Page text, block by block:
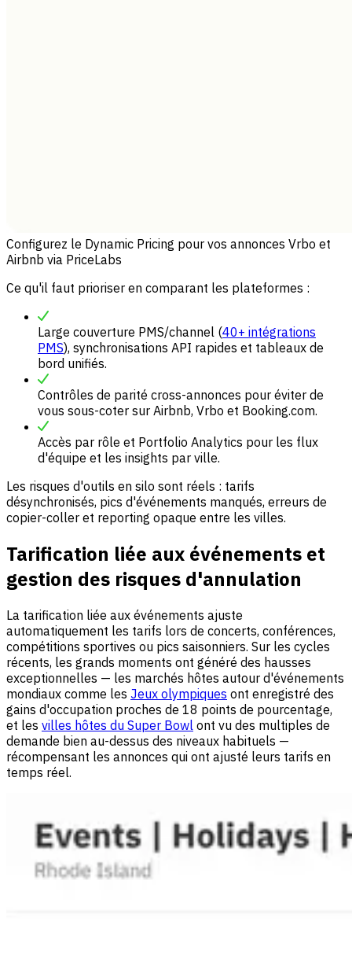
Configurez le Dynamic Pricing pour vos annonces Vrbo et
Airbnb via PriceLabs
Ce qu'il faut prioriser en comparant les plateformes :
Large couverture PMS/channel (40+ intégrations
PMS), synchronisations API rapides et tableaux de
bord unifiés.
Contrôles de parité cross-annonces pour éviter de
vous sous-coter sur Airbnb, Vrbo et Booking.com.
Accès par rôle et Portfolio Analytics pour les flux
d'équipe et les insights par ville.
Les risques d'outils en silo sont réels : tarifs
désynchronisés, pics d'événements manqués, erreurs de
copier-coller et reporting opaque entre les villes.
Tarification liée aux événements et
gestion des risques d'annulation
La tarification liée aux événements ajuste
automatiquement les tarifs lors de concerts, conférences,
compétitions sportives ou pics saisonniers. Sur les cycles
récents, les grands moments ont généré des hausses
exceptionnelles — les marchés hôtes autour d'événements
mondiaux comme les Jeux olympiques ont enregistré des
gains d'occupation proches de 18 points de pourcentage,
et les villes hôtes du Super Bowl ont vu des multiples de
demande bien au-dessus des niveaux habituels —
récompensant les annonces qui ont ajusté leurs tarifs en
temps réel.